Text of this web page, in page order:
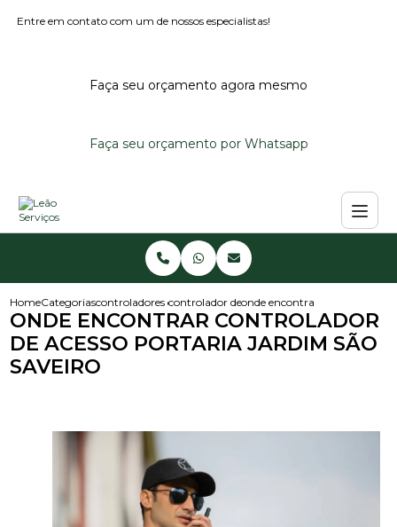
Entre em contato com um de nossos especialistas!
Faça seu orçamento agora mesmo
Faça seu orçamento por Whatsapp
HomeCategoriascontroladores de acessocontrolador de acesso externo
onde encontrar controlador
ONDE ENCONTRAR CONTROLADOR
DE ACESSO PORTARIA JARDIM SÃO
SAVEIRO